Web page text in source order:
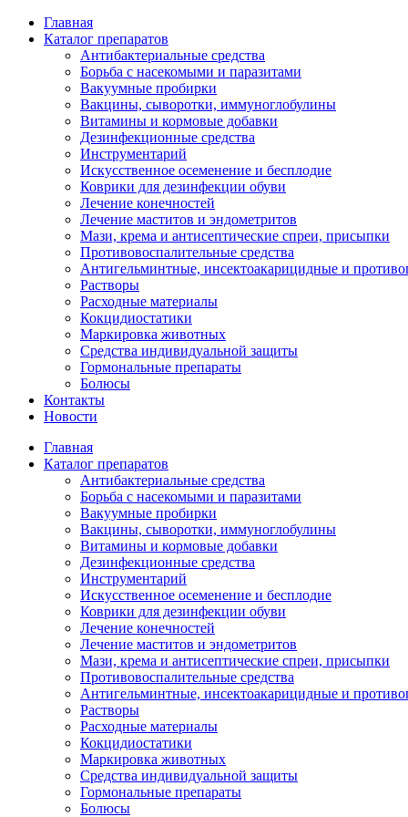
Главная
Каталог препаратов
Антибактериальные средства
Борьба с насекомыми и паразитами
Вакуумные пробирки
Вакцины, сыворотки, иммуноглобулины
Витамины и кормовые добавки
Дезинфекционные средства
Инструментарий
Искусственное осеменение и бесплодие
Коврики для дезинфекции обуви
Лечение конечностей
Лечение маститов и эндометритов
Мази, крема и антисептические спреи, присыпки
Противовоспалительные средства
Антигельминтные, инсектоакарицидные и
Растворы
Расходные материалы
Кокцидиостатики
Маркировка животных
Средства индивидуальной защиты
Гормональные препараты
Болюсы
Контакты
Новости
Главная
Каталог препаратов
Антибактериальные средства
Борьба с насекомыми и паразитами
Вакуумные пробирки
Вакцины, сыворотки, иммуноглобулины
Витамины и кормовые добавки
Дезинфекционные средства
Инструментарий
Искусственное осеменение и бесплодие
Коврики для дезинфекции обуви
Лечение конечностей
Лечение маститов и эндометритов
Мази, крема и антисептические спреи, присыпки
Противовоспалительные средства
Антигельминтные, инсектоакарицидные и
Растворы
Расходные материалы
Кокцидиостатики
Маркировка животных
Средства индивидуальной защиты
Гормональные препараты
Болюсы